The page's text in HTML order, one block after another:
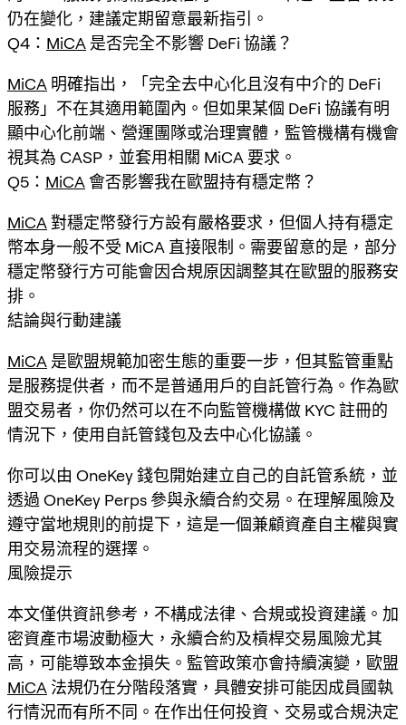
仍在變化，建議定期留意最新指引。
Q4： MiCA 是否完全不影響 DeFi 協議？
MiCA 明確指出，「完全去中心化且沒有中介的 DeFi
服務」不在其適用範圍內。但如果某個 DeFi 協議有明
顯中心化前端、營運團隊或治理實體，監管機構有機會
視其為 CASP，並套用相關 MiCA 要求。
Q5： MiCA 會否影響我在歐盟持有穩定幣？
MiCA 對穩定幣發行方設有嚴格要求，但個人持有穩定
幣本身一般不受 MiCA 直接限制。需要留意的是，部分
穩定幣發行方可能會因合規原因調整其在歐盟的服務安
排。
結論與行動建議
MiCA 是歐盟規範加密生態的重要一步，但其監管重點
是服務提供者，而不是普通用戶的自託管行為。作為歐
盟交易者，你仍然可以在不向監管機構做 KYC 註冊的
情況下，使用自託管錢包及去中心化協議。
你可以由 OneKey 錢包開始建立自己的自託管系統，並
透過 OneKey Perps 參與永續合約交易。在理解風險及
遵守當地規則的前提下，這是一個兼顧資產自主權與實
用交易流程的選擇。
風險提示
本文僅供資訊參考，不構成法律、合規或投資建議。加
密資產市場波動極大，永續合約及槓桿交易風險尤其
高，可能導致本金損失。監管政策亦會持續演變，歐盟
MiCA 法規仍在分階段落實，具體安排可能因成員國執
行情況而有所不同。在作出任何投資、交易或合規決定